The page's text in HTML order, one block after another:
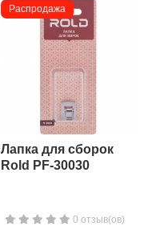
Распродажа
Лапка для сборок
Rold PF-30030
0 отзыв(ов)